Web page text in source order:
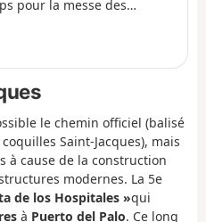
pour la messe des
qui nous offre une belle
de la cathédrale de Saint-
De là, il faut environ une
porte principale et
qui marque la fin de ce
est recommandé de
de plus jusqu'à
atlantique.
le chemin officiel (balisé
Saint-Jacques), mais
à cause de la construction
modernes. La 5e
de los Hospitales »qui
à Puerto del Palo. Ce long